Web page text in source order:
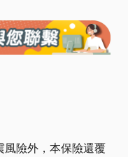
風險外，本保險還覆